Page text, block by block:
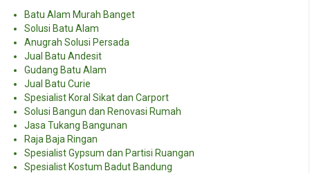
Batu Alam Murah Banget
Solusi Batu Alam
Anugrah Solusi Persada
Jual Batu Andesit
Gudang Batu Alam
Jual Batu Curie
Spesialist Koral Sikat dan Carport
Solusi Bangun dan Renovasi Rumah
Jasa Tukang Bangunan
Raja Baja Ringan
Spesialist Gypsum dan Partisi Ruangan
Spesialist Kostum Badut Bandung